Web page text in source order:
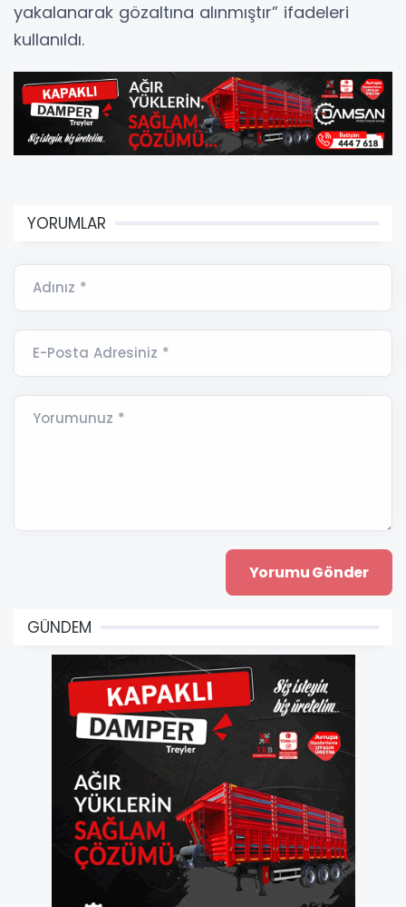
yakalanarak gözaltına alınmıştır” ifadeleri
kullanıldı.
YORUMLAR
Adınız *
E-Posta Adresiniz *
Yorumunuz *
GÜNDEM